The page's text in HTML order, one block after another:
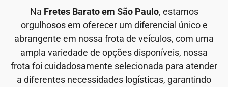
Na Fretes Barato em São Paulo, estamos
orgulhosos em oferecer um diferencial único e
abrangente em nossa frota de veículos, com uma
ampla variedade de opções disponíveis, nossa
frota foi cuidadosamente selecionada para atender
a diferentes necessidades logísticas, garantindo